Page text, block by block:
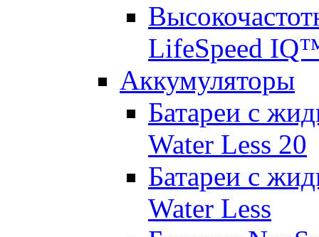
LifeSpeed
Аккумуляторы
Батареи с
Water Less 20
Батареи с
Water Less